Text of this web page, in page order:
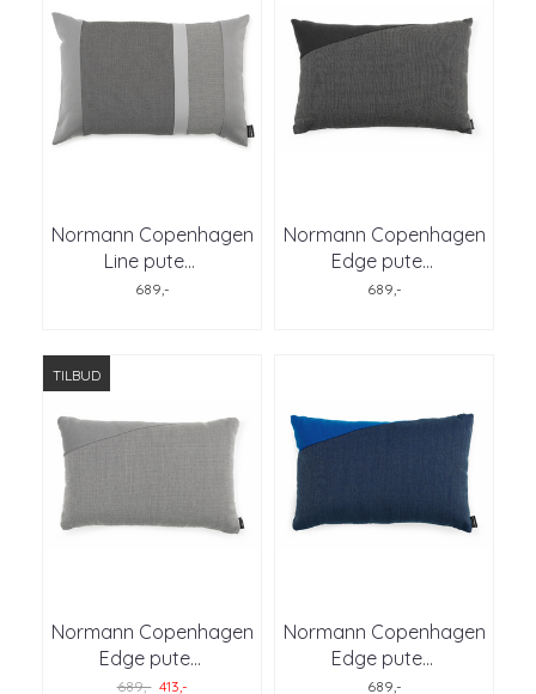
Normann Copenhagen
Line pute...
689,-
Normann Copenhagen
Edge pute...
689,-
TILBUD
Normann Copenhagen
Edge pute...
689,- 413,-
Normann Copenhagen
Edge pute...
689,-